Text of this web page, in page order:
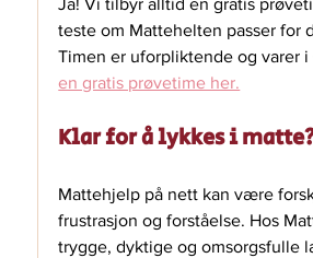
Ja! Vi tilbyr alltid en gratis
teste om Mattehelten passer for
Timen er uforpliktende og varer
en gratis prøvetime her.
Klar for å lykkes i
Mattehjelp på nett kan være
frustrasjon og forståelse. Hos
trygge, dyktige og omsorgsfulle